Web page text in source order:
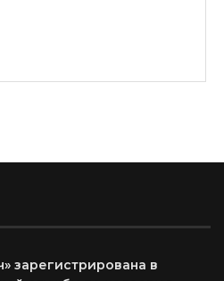
зарегистрирована в